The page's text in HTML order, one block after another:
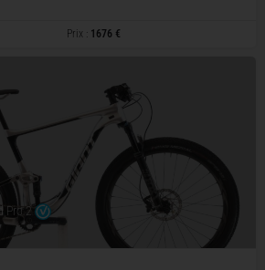
Prix : 1676 €
Pro 2